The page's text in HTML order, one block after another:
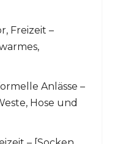
Freizeit –
Anlässe –
Hose und